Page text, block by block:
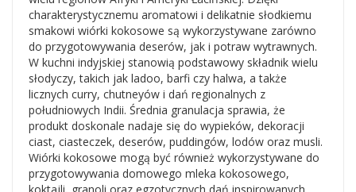
charakterystycznemu aromatowi i delikatnie słodkiemu
smakowi wiórki kokosowe są wykorzystywane zarówno
do przygotowywania deserów, jak i potraw wytrawnych.
W kuchni indyjskiej stanowią podstawowy składnik wielu
słodyczy, takich jak ladoo, barfi czy halwa, a także
licznych curry, chutneyów i dań regionalnych z
południowych Indii. Średnia granulacja sprawia, że
produkt doskonale nadaje się do wypieków, dekoracji
ciast, ciasteczek, deserów, puddingów, lodów oraz musli.
Wiórki kokosowe mogą być również wykorzystywane do
przygotowywania domowego mleka kokosowego,